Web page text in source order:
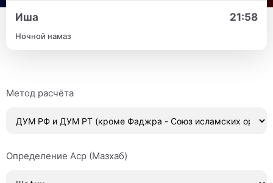
Иша 21:58
Ночной намаз
Метод расчёта
Определение Аср (Мазхаб)